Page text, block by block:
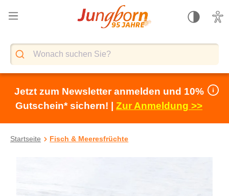
springen
Jetzt zum Newsletter anmelden und 10%
Gutschein* sichern! | Zur Anmeldung >>
Startseite Fisch & Meeresfrüchte